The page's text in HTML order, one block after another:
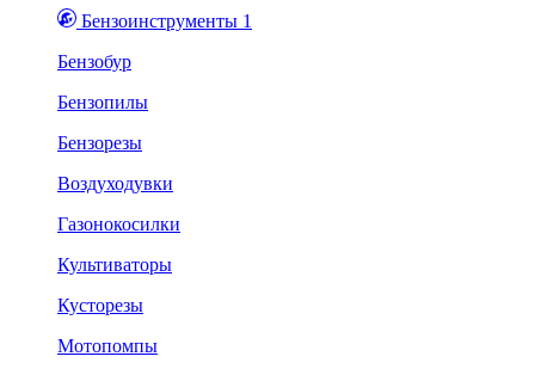
Бензоинструменты 1
Бензобур
Бензопилы
Бензорезы
Воздуходувки
Газонокосилки
Культиваторы
Кусторезы
Мотопомпы